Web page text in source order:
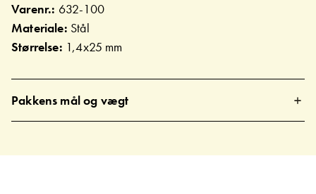
Varenr.: 632-100
Materiale: Stål
Størrelse: 1,4x25 mm
Pakkens mål og vægt